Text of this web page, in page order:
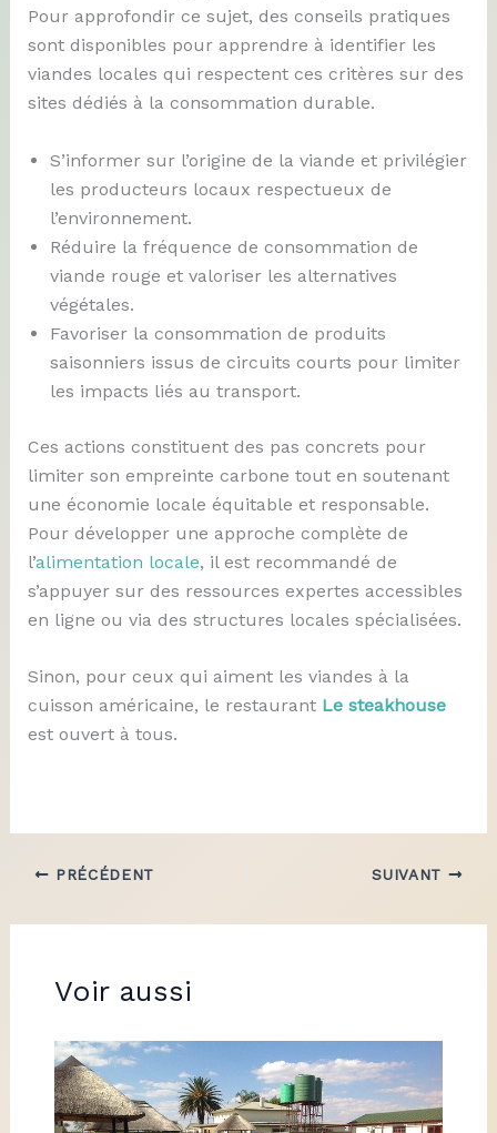
Pour approfondir ce sujet, des conseils pratiques
sont disponibles pour apprendre à identifier les
viandes locales qui respectent ces critères sur des
sites dédiés à la consommation durable.
S’informer sur l’origine de la viande et privilégier
les producteurs locaux respectueux de
l’environnement.
Réduire la fréquence de consommation de
viande rouge et valoriser les alternatives
végétales.
Favoriser la consommation de produits
saisonniers issus de circuits courts pour limiter
les impacts liés au transport.
Ces actions constituent des pas concrets pour
limiter son empreinte carbone tout en soutenant
une économie locale équitable et responsable.
Pour développer une approche complète de
l’alimentation locale, il est recommandé de
s’appuyer sur des ressources expertes accessibles
en ligne ou via des structures locales spécialisées.
Sinon, pour ceux qui aiment les viandes à la
cuisson américaine, le restaurant Le steakhouse
est ouvert à tous.
PRÉCÉDENT SUIVANT
Voir aussi